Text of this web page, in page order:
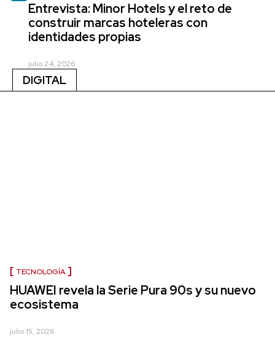
Entrevista: Minor Hotels y el reto de
construir marcas hoteleras con
identidades propias
julio 24, 2026
DIGITAL
TECNOLOGÍA
HUAWEI revela la Serie Pura 90s y su nuevo
ecosistema
julio 15, 2026